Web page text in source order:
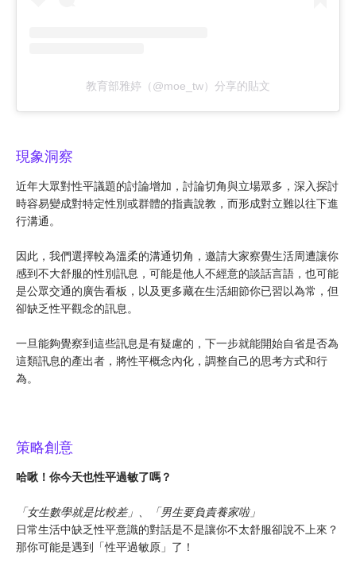
教育部雅婷（@moe_tw）分享的貼文
現象洞察
近年大眾對性平議題的討論增加，討論切角與立場眾多，深入探討
時容易變成對特定性別或群體的指責說教，而形成對立難以往下進
行溝通。
因此，我們選擇較為溫柔的溝通切角，邀請大家察覺生活周遭讓你
感到不大舒服的性別訊息，可能是他人不經意的談話言語，也可能
是公眾交通的廣告看板，以及更多藏在生活細節你已習以為常，但
卻缺乏性平觀念的訊息。
一旦能夠覺察到這些訊息是有疑慮的，下一步就能開始自省是否為
這類訊息的產出者，將性平概念內化，調整自己的思考方式和行
為。
策略創意
哈啾！你今天也性平過敏了嗎？
「女生數學就是比較差」、「男生要負責養家啦」
日常生活中缺乏性平意識的對話是不是讓你不太舒服卻說不上來？
那你可能是遇到「性平過敏原」了！